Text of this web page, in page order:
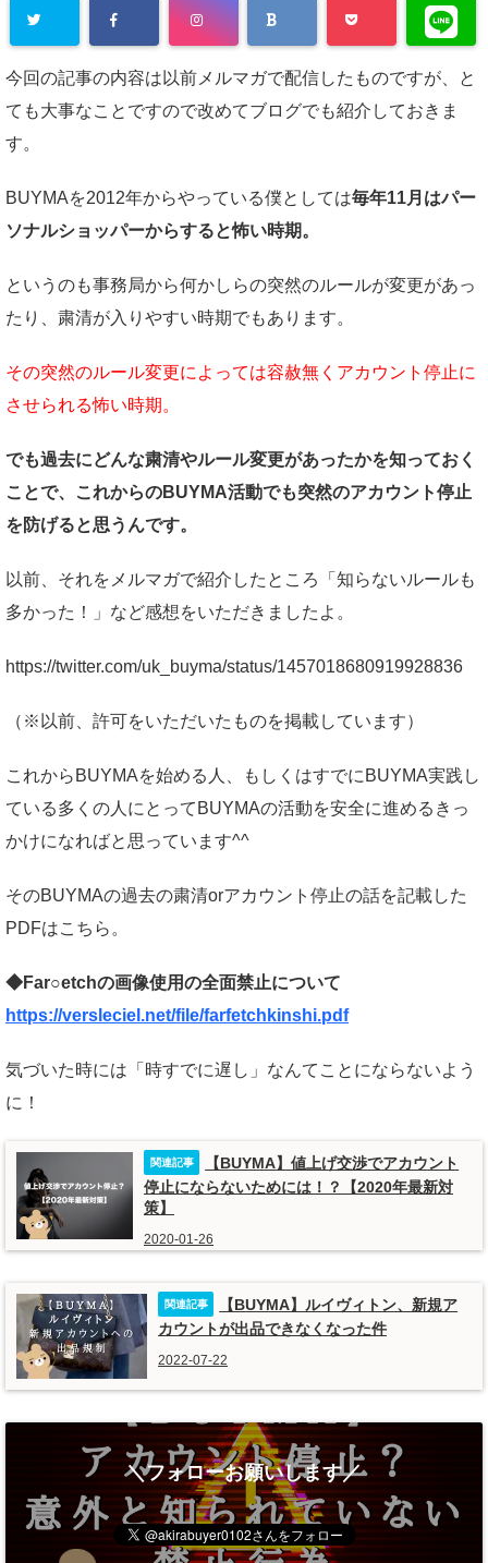
今回の記事の内容は以前メルマガで配信したものですが、と
ても大事なことですので改めてブログでも紹介しておきま
す。
BUYMAを2012年からやっている僕としては毎年11月はパー
ソナルショッパーからすると怖い時期。
というのも事務局から何かしらの突然のルールが変更があっ
たり、粛清が入りやすい時期でもあります。
その突然のルール変更によっては容赦無くアカウント停止に
させられる怖い時期。
でも過去にどんな粛清やルール変更があったかを知っておく
ことで、これからのBUYMA活動でも突然のアカウント停止
を防げると思うんです。
以前、それをメルマガで紹介したところ「知らないルールも
多かった！」など感想をいただきましたよ。
https://twitter.com/uk_buyma/status/1457018680919928836
（※以前、許可をいただいたものを掲載しています）
これからBUYMAを始める人、もしくはすでにBUYMA実践し
ている多くの人にとってBUYMAの活動を安全に進めるきっ
かけになればと思っています^^
そのBUYMAの過去の粛清orアカウント停止の話を記載した
PDFはこちら。
◆Far○etchの画像使用の全面禁止について
https://versleciel.net/file/farfetchkinshi.pdf
気づいた時には「時すでに遅し」なんてことにならないよう
に！
【BUYMA】値上げ交渉でアカウント
停止にならないためには！？【2020年最新対
策】
2020-01-26
【BUYMA】ルイヴィトン、新規ア
カウントが出品できなくなった件
2022-07-22
＼フォローお願いします／